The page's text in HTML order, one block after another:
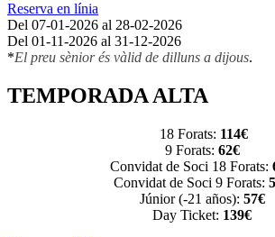
Reserva en línia
Del 07-01-2026 al 28-02-2026
Del 01-11-2026 al 31-12-2026
*El preu sènior és vàlid de dilluns a dijous.
TEMPORADA ALTA
18 Forats: 114€
9 Forats: 62€
Convidat de Soci 18 Forats:
Convidat de Soci 9 Forats:
Júnior (-21 años): 57€
Day Ticket: 139€